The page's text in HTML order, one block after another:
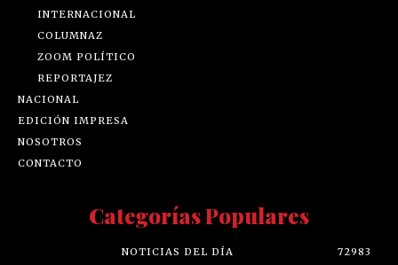
INTERNACIONAL
COLUMNAZ
ZOOM POLÍTICO
REPORTAJEZ
NACIONAL
EDICIÓN IMPRESA
NOSOTROS
CONTACTO
Categorías Populares
NOTICIAS DEL DÍA
72983